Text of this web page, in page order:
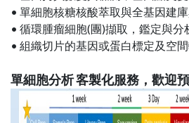
• 單細胞核糖核酸萃取與全基因建
• 循環腫瘤細胞(團)擷取，鑑定與分
• 組織切片的基因或蛋白標定及空
單細胞分析 客製化服務，歡迎